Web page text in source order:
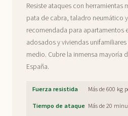
Resiste ataques con herramientas
pata de cabra, taladro neumático
recomendada para apartamentos
adosados y viviendas
medio. Cubre la inmensa mayoría
España.
Fuerza resistida
Más de 600 kg
Tiempo de ataque Más de 20